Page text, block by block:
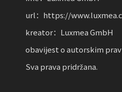
url：https://
kreator：Luxmea GmbH
obavijest o autorskim
Sva prava pridržana.